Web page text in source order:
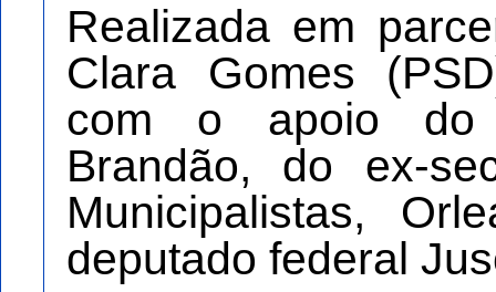
Realizada em
Clara Gomes
com o apoio do
Brandão, do ex-
Municipalistas,
deputado federal